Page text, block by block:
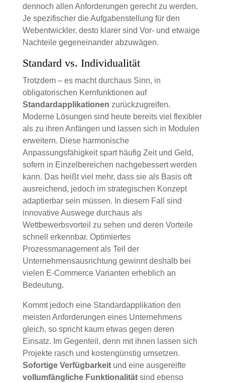
dennoch allen Anforderungen gerecht zu werden.
Je spezifischer die Aufgabenstellung für den
Webentwickler, desto klarer sind Vor- und etwaige
Nachteile gegeneinander abzuwägen.
Standard vs. Individualität
Trotzdem – es macht durchaus Sinn, in
obligatorischen Kernfunktionen auf
Standardapplikationen zurückzugreifen.
Moderne Lösungen sind heute bereits viel flexibler
als zu ihren Anfängen und lassen sich in Modulen
erweitern. Diese harmonische
Anpassungsfähigkeit spart häufig Zeit und Geld,
sofern in Einzelbereichen nachgebessert werden
kann. Das heißt viel mehr, dass sie als Basis oft
ausreichend, jedoch im strategischen Konzept
adaptierbar sein müssen. In diesem Fall sind
innovative Auswege durchaus als
Wettbewerbsvorteil zu sehen und deren Vorteile
schnell erkennbar. Optimiertes
Prozessmanagement als Teil der
Unternehmensausrichtung gewinnt deshalb bei
vielen E-Commerce Varianten erheblich an
Bedeutung.
Kommt jedoch eine Standardapplikation den
meisten Anforderungen eines Unternehmens
gleich, so spricht kaum etwas gegen deren
Einsatz. Im Gegenteil, denn mit ihnen lassen sich
Projekte rasch und kostengünstig umsetzen.
Sofortige Verfügbarkeitund eine ausgereifte
vollumfängliche Funktionalitätsind ebenso